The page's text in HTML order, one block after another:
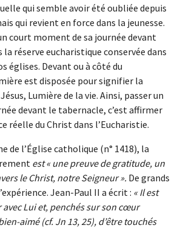
qui semble avoir été oubliée depuis
qui revient en force dans la jeunesse.
court moment de sa journée devant
la réserve eucharistique conservée dans
églises. Devant ou à côté du
est disposée pour signifier la
Lumière de la vie. Ainsi, passer un
devant le tabernacle, c’est affirmer
réelle du Christ dans l’Eucharistie.
de l’Église catholique (n° 1418), la
est « une preuve de gratitude, un
le Christ, notre Seigneur ». De grands
Jean-Paul II a écrit : « Il est
avec Lui et, penchés sur son cœur
aimé (cf. Jn 13, 25), d’être touchés